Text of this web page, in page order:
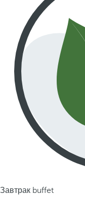
Завтрак buffet